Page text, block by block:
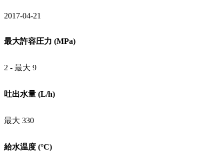
2017-04-21
最大許容圧力 (MPa)
2 - 最大 9
吐出水量 (L/h)
最大 330
給水温度 (°C)